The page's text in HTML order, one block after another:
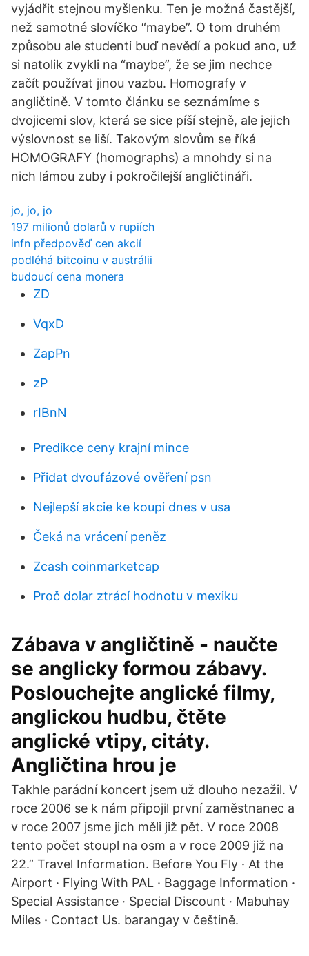
vyjádřit stejnou myšlenku. Ten je možná častější,
než samotné slovíčko “maybe”. O tom druhém
způsobu ale studenti buď nevědí a pokud ano, už
si natolik zvykli na “maybe”, že se jim nechce
začít používat jinou vazbu. Homografy v
angličtině. V tomto článku se seznámíme s
dvojicemi slov, která se sice píší stejně, ale jejich
výslovnost se liší. Takovým slovům se říká
HOMOGRAFY (homographs) a mnohdy si na
nich lámou zuby i pokročilejší angličtináři.
jo, jo, jo
197 milionů dolarů v rupiích
infn předpověď cen akcií
podléhá bitcoinu v austrálii
budoucí cena monera
ZD
VqxD
ZapPn
zP
rIBnN
Predikce ceny krajní mince
Přidat dvoufázové ověření psn
Nejlepší akcie ke koupi dnes v usa
Čeká na vrácení peněz
Zcash coinmarketcap
Proč dolar ztrácí hodnotu v mexiku
Zábava v angličtině - naučte
se anglicky formou zábavy.
Poslouchejte anglické filmy,
anglickou hudbu, čtěte
anglické vtipy, citáty.
Angličtina hrou je
Takhle parádní koncert jsem už dlouho nezažil. V
roce 2006 se k nám připojil první zaměstnanec a
v roce 2007 jsme jich měli již pět. V roce 2008
tento počet stoupl na osm a v roce 2009 již na
22.” Travel Information. Before You Fly · At the
Airport · Flying With PAL · Baggage Information ·
Special Assistance · Special Discount · Mabuhay
Miles · Contact Us. barangay v češtině.